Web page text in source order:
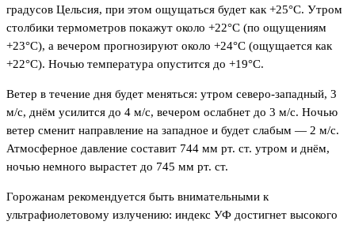
градусов Цельсия, при этом ощущаться будет как +25°C. Утром
столбики термометров покажут около +22°C (по ощущениям
+23°C), а вечером прогнозируют около +24°C (ощущается как
+22°C). Ночью температура опустится до +19°C.
Ветер в течение дня будет меняться: утром северо-западный, 3
м/с, днём усилится до 4 м/с, вечером ослабнет до 3 м/с. Ночью
ветер сменит направление на западное и будет слабым — 2 м/с.
Атмосферное давление составит 744 мм рт. ст. утром и днём,
ночью немного вырастет до 745 мм рт. ст.
Горожанам рекомендуется быть внимательными к
ультрафиолетовому излучению: индекс УФ достигнет высокого